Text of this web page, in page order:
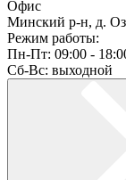
Офис
Минский р-н, д.
Режим работы:
Пн-Пт: 09:00 -
Сб-Вс: выходной